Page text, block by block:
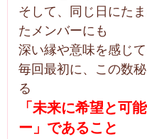
そして、同じ日にた
たメンバーにも
深い縁や意味を感じて
毎回最初に、この数
る
「未来に希望と可
ー」であること